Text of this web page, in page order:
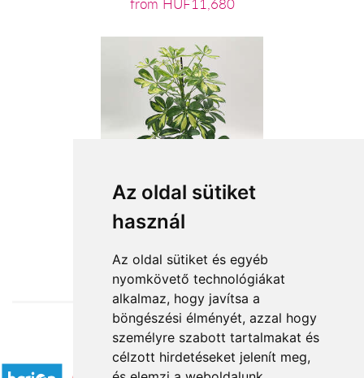
Az oldal sütiket
használ
Az oldal sütiket és egyéb
nyomkövető technológiákat
alkalmaz, hogy javítsa a
böngészési élményét, azzal hogy
személyre szabott tartalmakat és
célzott hirdetéseket jelenít meg,
from HUF11,680
Accepted payment methods